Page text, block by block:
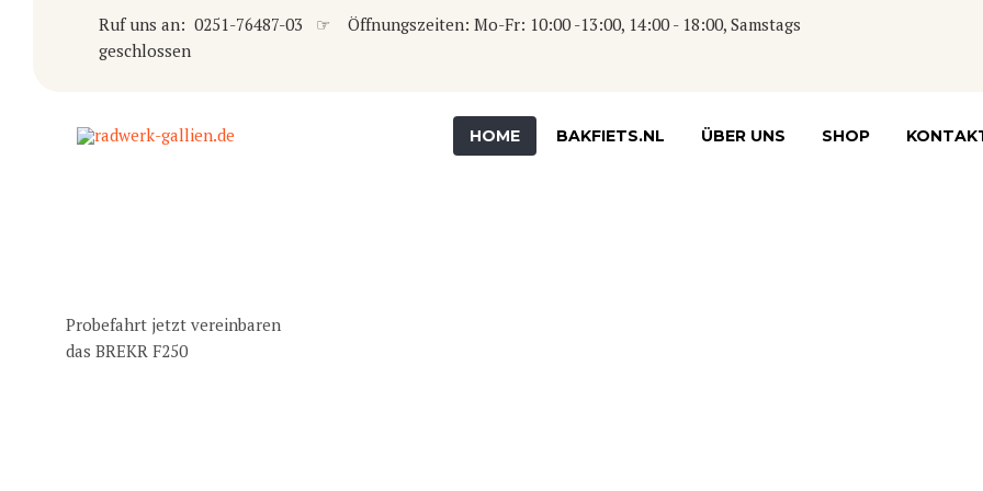
Ruf uns an: 0251-76487-03 ☞ Öffnungszeiten: Mo-Fr: 10:00 -13:00, 14:00 - 18:00, Samstags
geschlossen
HOME BAKFIETS.NL ÜBER UNS SHOP
Probefahrt jetzt vereinbaren
das BREKR F250